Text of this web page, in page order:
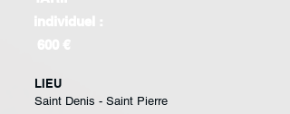
LIEU
Saint Denis - Saint Pierre